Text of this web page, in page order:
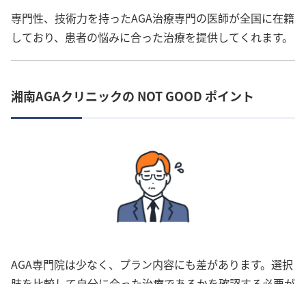
専門性、技術力を持ったAGA治療専門の医師が全国に在籍
しており、患者の悩みに合った治療を提供してくれます。
湘南AGAクリニックの NOT GOOD ポイント
AGA専門院は少なく、プラン内容にも差があります。選択